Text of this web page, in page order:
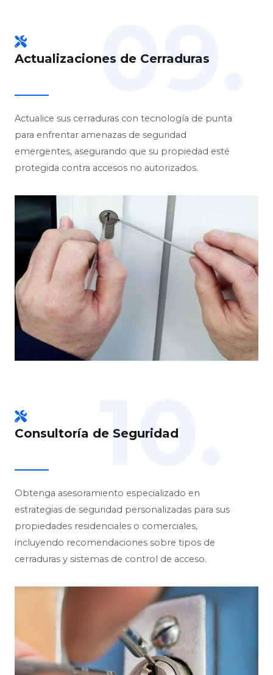
Actualizaciones de Cerraduras
09.
Actualice sus cerraduras con tecnología de punta
para enfrentar amenazas de seguridad
emergentes, asegurando que su propiedad esté
protegida contra accesos no autorizados.
Consultoría de Seguridad
10.
Obtenga asesoramiento especializado en
estrategias de seguridad personalizadas para sus
propiedades residenciales o comerciales,
incluyendo recomendaciones sobre tipos de
cerraduras y sistemas de control de acceso.